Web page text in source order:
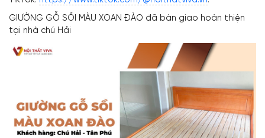
GIƯỜNG GỖ SỒI MÀU XOAN ĐÀO đã bàn giao hoàn thiện
tại nhà chú Hải